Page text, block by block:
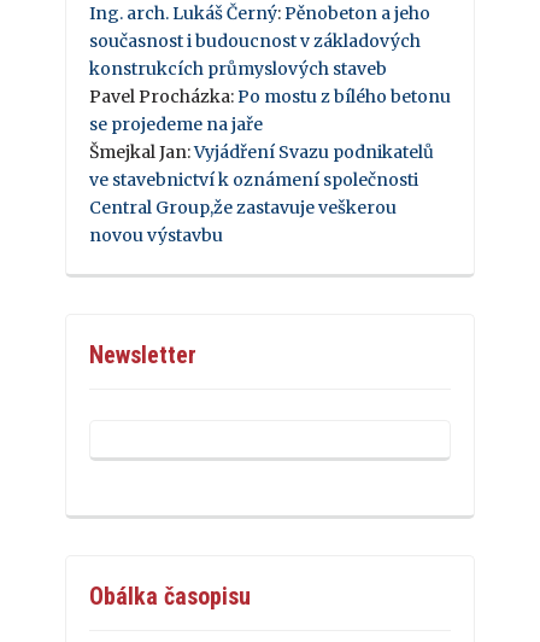
Ing. arch. Lukáš Černý: Pěnobeton a jeho
současnost i budoucnost v základových
konstrukcích průmyslových staveb
Pavel Procházka: Po mostu z bílého betonu
se projedeme na jaře
Šmejkal Jan:Vyjádření Svazu podnikatelů
ve stavebnictví k oznámení společnosti
Central Group,že zastavuje veškerou
novou výstavbu
Newsletter
Obálka časopisu